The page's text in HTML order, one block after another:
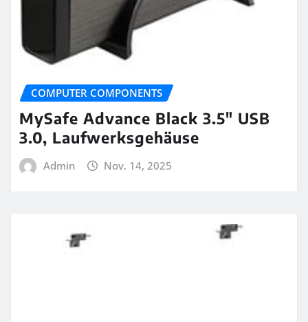
COMPUTER COMPONENTS
MySafe Advance Black 3.5″ USB
3.0, Laufwerksgehäuse
Admin Nov. 14, 2025